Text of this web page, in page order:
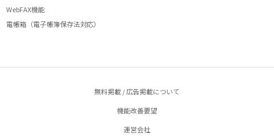
WebFAX機能
電帳箱（電子帳簿保存法対応）
無料掲載 / 広告掲載について
機能改善要望
運営会社